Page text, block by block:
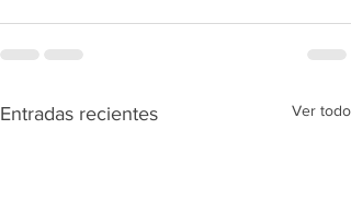
Entradas recientes Ver todo